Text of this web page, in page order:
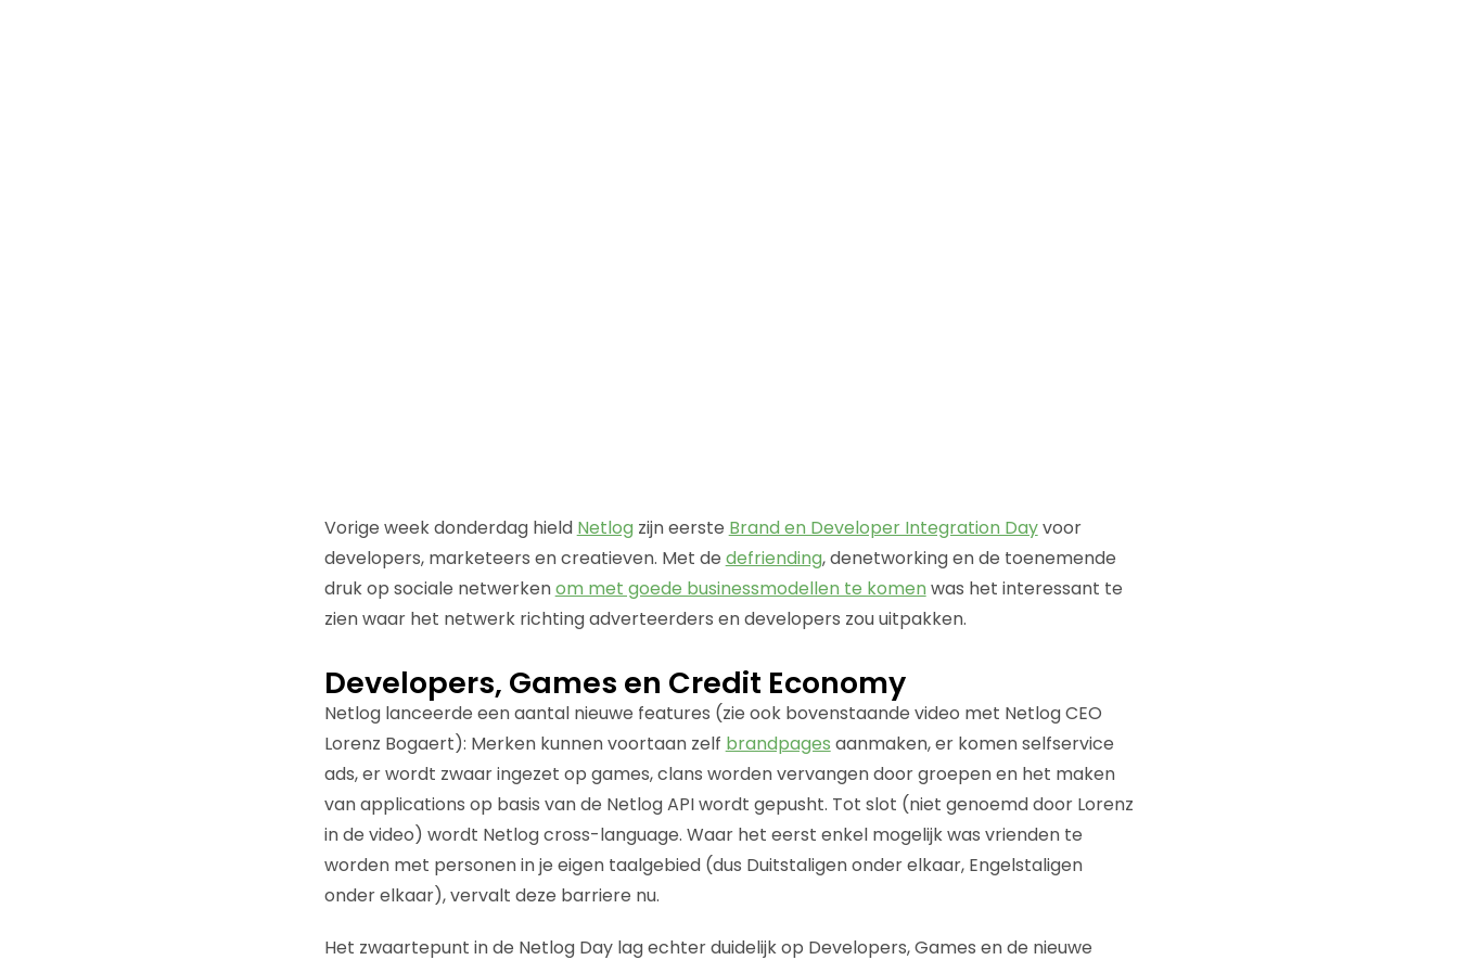
Vorige week donderdag hield Netlog zijn eerste Brand en Developer Integration Dayvoor
developers, marketeers en creatieven. Met de defriending, denetworking en de toenemende
druk op sociale netwerkenom met goede businessmodellen te komen was het interessant te
zien waar het netwerk richting adverteerders en developers zou uitpakken.
Developers, Games en Credit Economy
Netlog lanceerde een aantal nieuwe features (zie ook bovenstaande video met Netlog CEO
Lorenz Bogaert): Merken kunnen voortaan zelf brandpages aanmaken, er komen selfservice
ads, er wordt zwaar ingezet op games, clans worden vervangen door groepen en het maken
van applications op basis van de Netlog API wordt gepusht. Tot slot (niet genoemd door Lorenz
in de video) wordt Netlog cross-language. Waar het eerst enkel mogelijk was vrienden te
worden met personen in je eigen taalgebied (dus Duitstaligen onder elkaar, Engelstaligen
onder elkaar), vervalt deze barriere nu.
Het zwaartepunt in de Netlog Day lag echter duidelijk op Developers, Games en de nieuwe